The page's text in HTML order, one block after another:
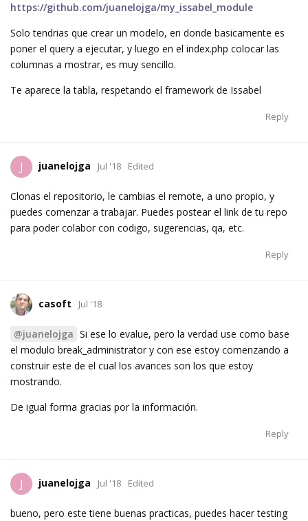
https://github.com/juanelojga/my_issabel_module
Solo tendrias que crear un modelo, en donde basicamente es
poner el query a ejecutar, y luego en el index.php colocar las
columnas a mostrar, es muy sencillo.
Te aparece la tabla, respetando el framework de Issabel
Reply
J juanelojga Jul '18 Edited
Clonas el repositorio, le cambias el remote, a uno propio, y
puedes comenzar a trabajar. Puedes postear el link de tu repo
para poder colabor con codigo, sugerencias, qa, etc.
Reply
casoft Jul '18
@juanelojga Si ese lo evalue, pero la verdad use como base
el modulo break_administrator y con ese estoy comenzando a
construir este de el cual los avances son los que estoy
mostrando.
De igual forma gracias por la información.
Reply
J juanelojga Jul '18 Edited
bueno, pero este tiene buenas practicas, puedes hacer testing